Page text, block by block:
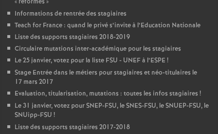
Informations de rentrée des stagiaires
Teach for France : quand le privé s’invite à l’Education Nationale
Liste des supports stagiaires 2018-2019
Circulaire mutations inter-académique pour les stagiaires
Le 25 janvier, votez pour la liste FSU - UNEFà l’ESPE !
Stage Entrée dans le métiers pour stagiaires et néo-titulaires le
17 mars 2017
Evaluation, titularisation, mutations : toutes les infos stagiaires !
Le 31 janvier, votez pourSNEP-FSU, leSNES-FSU, leSNUEP-FSU, le
SNUipp-FSU !
Liste des supports stagiaires 2017-2018